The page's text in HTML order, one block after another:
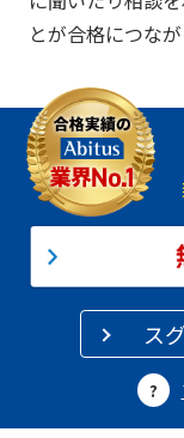
とが合格につな
ス